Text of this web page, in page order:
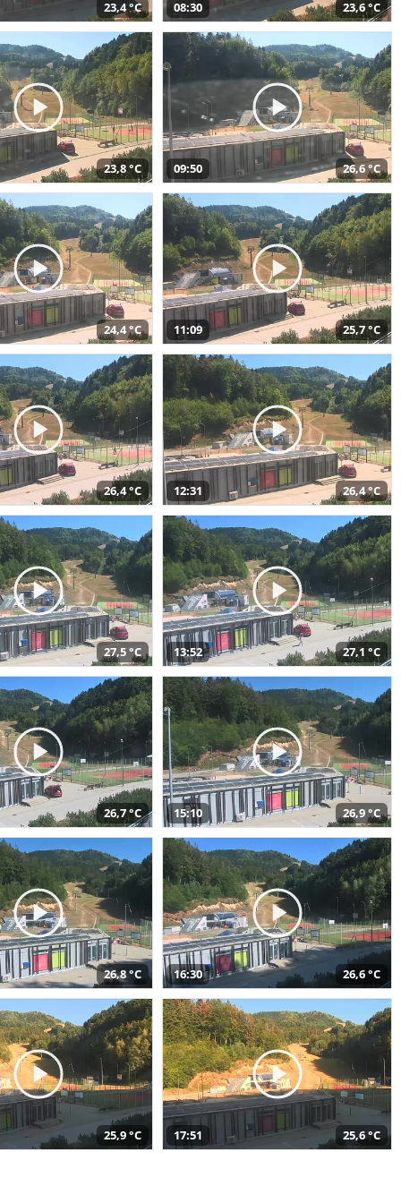
23,4 °C 08:30 23,6 °C
23,8 °C 09:50 26,6 °C
24,4 °C 11:09 25,7 °C
26,4 °C 12:31 26,4 °C
27,5 °C 13:52 27,1 °C
26,7 °C 15:10 26,9 °C
26,8 °C 16:30 26,6 °C
25,9 °C 17:51 25,6 °C